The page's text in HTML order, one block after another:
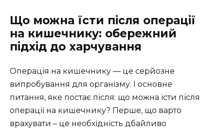
Що можна їсти після операції
на кишечнику: обережний
підхід до харчування
Операція на кишечнику — це серйозне
випробування для організму. І основне
питання, яке постає після: що можна їсти після
операції на кишечнику? Перше, що варто
врахувати – це необхідність дбайливо